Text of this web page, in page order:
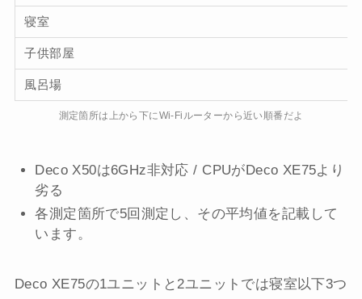
寝室
子供部屋
風呂場
測定箇所は上から下にWi-Fiルーターから近い順番だよ
Deco X50は6GHz非対応 / CPUがDeco XE75より
劣る
各測定箇所で5回測定し、その平均値を記載して
います。
Deco XE75の1ユニットと2ユニットでは寝室以下3つ